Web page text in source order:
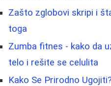
Zašto zglobovi skripi i
toga
Zumba fitnes - kako da
telo i rešite se celulita
Kako Se Prirodno